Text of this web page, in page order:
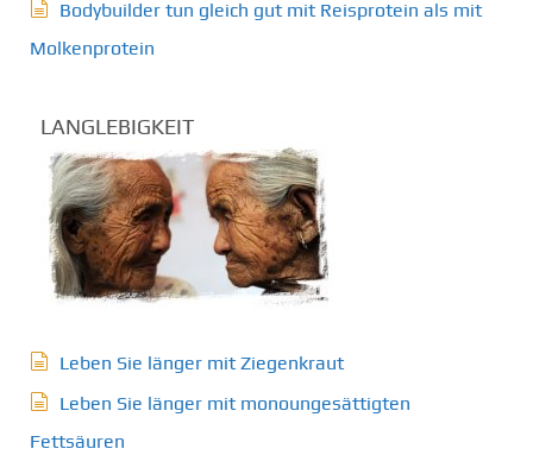
Bodybuilder tun gleich gut mit Reisprotein als mit
Molkenprotein
LANGLEBIGKEIT
Leben Sie länger mit Ziegenkraut
Leben Sie länger mit monoungesättigten
Fettsäuren